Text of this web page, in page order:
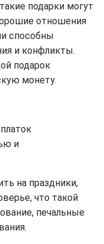
подарки могут
отношения
способны
и конфликты.
подарок
монету.
и
на праздники,
что такой
печальные